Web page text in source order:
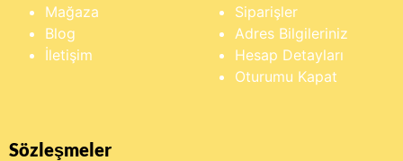
Mağaza
Blog
İletişim
Siparişler
Adres Bilgileriniz
Hesap Detayları
Oturumu Kapat
Sözleşmeler